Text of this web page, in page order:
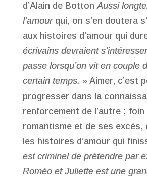
d’Alain de BottonAussi
l’amourqui, on s’en doutera
aux histoires d’amour qui
écrivains devraient
passe lorsqu’on vit en couple
certain temps. » Aimer, c’est
progresser dans la
renforcement de l’autre ; foin
romantisme et de ses excès,
les histoires d’amour qui
est criminel de prétendre par
Roméo et Juliette est une